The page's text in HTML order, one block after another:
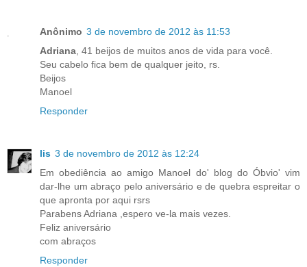
Anônimo 3 de novembro de 2012 às 11:53
Adriana, 41 beijos de muitos anos de vida para você.
Seu cabelo fica bem de qualquer jeito, rs.
Beijos
Manoel
Responder
lis 3 de novembro de 2012 às 12:24
Em obediência ao amigo Manoel do' blog do Óbvio' vim
dar-lhe um abraço pelo aniversário e de quebra espreitar o
que apronta por aqui rsrs
Parabens Adriana ,espero ve-la mais vezes.
Feliz aniversário
com abraços
Responder